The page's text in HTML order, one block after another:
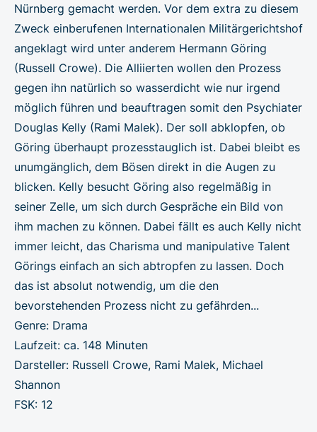
Nürnberg gemacht werden. Vor dem extra zu diesem
Zweck einberufenen Internationalen Militärgerichtshof
angeklagt wird unter anderem Hermann Göring
(Russell Crowe). Die Alliierten wollen den Prozess
gegen ihn natürlich so wasserdicht wie nur irgend
möglich führen und beauftragen somit den Psychiater
Douglas Kelly (Rami Malek). Der soll abklopfen, ob
Göring überhaupt prozesstauglich ist. Dabei bleibt es
unumgänglich, dem Bösen direkt in die Augen zu
blicken. Kelly besucht Göring also regelmäßig in
seiner Zelle, um sich durch Gespräche ein Bild von
ihm machen zu können. Dabei fällt es auch Kelly nicht
immer leicht, das Charisma und manipulative Talent
Görings einfach an sich abtropfen zu lassen. Doch
das ist absolut notwendig, um die den
bevorstehenden Prozess nicht zu gefährden...
Genre: Drama
Laufzeit: ca. 148 Minuten
Darsteller: Russell Crowe, Rami Malek, Michael
Shannon
FSK: 12